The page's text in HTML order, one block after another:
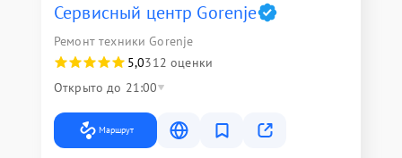
Сервисный центр Gorenje
Ремонт техники Gorenje
5,0312 оценки
Открыто до 21:00
Маршрут